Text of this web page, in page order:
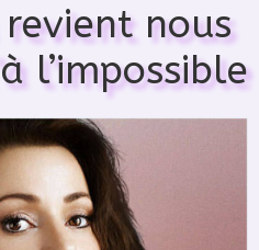
nous
l’impossible